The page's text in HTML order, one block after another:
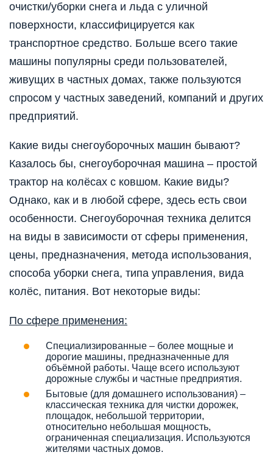
очистки/уборки снега и льда с уличной
поверхности, классифицируется как
транспортное средство. Больше всего такие
машины популярны среди пользователей,
живущих в частных домах, также пользуются
спросом у частных заведений, компаний и других
предприятий.
Какие виды снегоуборочных машин бывают?
Казалось бы, снегоуборочная машина – простой
трактор на колёсах с ковшом. Какие виды?
Однако, как и в любой сфере, здесь есть свои
особенности. Снегоуборочная техника делится
на виды в зависимости от сферы применения,
цены, предназначения, метода использования,
способа уборки снега, типа управления, вида
колёс, питания. Вот некоторые виды:
По сфере применения:
Специализированные – более мощные и
дорогие машины, предназначенные для
объёмной работы. Чаще всего используют
дорожные службы и частные предприятия.
Бытовые (для домашнего использования) –
классическая техника для чистки дорожек,
площадок, небольшой территории,
относительно небольшая мощность,
ограниченная специализация. Используются
жителями частных домов.